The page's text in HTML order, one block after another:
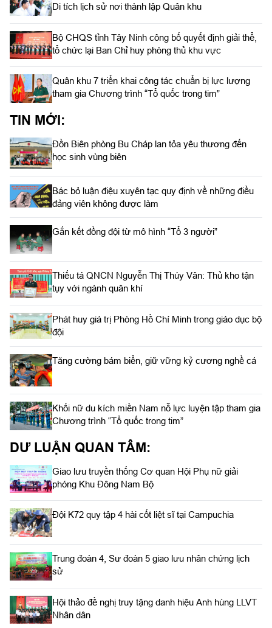
Di tích lịch sử nơi thành lập Quân khu
Bộ CHQS tỉnh Tây Ninh công bố quyết định giải thể,
tổ chức lại Ban Chỉ huy phòng thủ khu vực
Quân khu 7 triển khai công tác chuẩn bị lực lượng
tham gia Chương trình “Tổ quốc trong tim”
TIN MỚI:
Đồn Biên phòng Bu Cháp lan tỏa yêu thương đến
học sinh vùng biên
Bác bỏ luận điệu xuyên tạc quy định về những điều
đảng viên không được làm
Gắn kết đồng đội từ mô hình “Tổ 3 người”
Thiếu tá QNCN Nguyễn Thị Thúy Vân: Thủ kho tận
tụy với ngành quân khí
Phát huy giá trị Phòng Hồ Chí Minh trong giáo dục bộ
đội
Tăng cường bám biển, giữ vững kỷ cương nghề cá
Khối nữ du kích miền Nam nỗ lực luyện tập tham gia
Chương trình “Tổ quốc trong tim”
DƯ LUẬN QUAN TÂM:
Giao lưu truyền thống Cơ quan Hội Phụ nữ giải
phóng Khu Đông Nam Bộ
Đội K72 quy tập 4 hài cốt liệt sĩ tại Campuchia
Trung đoàn 4, Sư đoàn 5 giao lưu nhân chứng lịch
sử
Hội thảo đề nghị truy tặng danh hiệu Anh hùng LLVT
Nhân dân